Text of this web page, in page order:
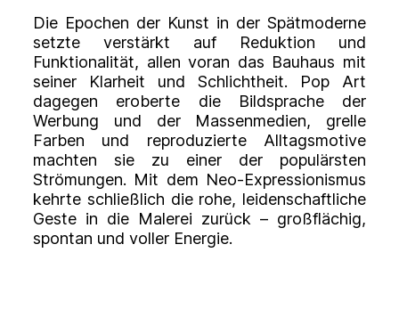
Die Epochen der Kunst in der Spätmoderne
setzte verstärkt auf Reduktion und
Funktionalität, allen voran das Bauhaus mit
seiner Klarheit und Schlichtheit. Pop Art
dagegen eroberte die Bildsprache der
Werbung und der Massenmedien, grelle
Farben und reproduzierte Alltagsmotive
machten sie zu einer der populärsten
Strömungen. Mit dem Neo-Expressionismus
kehrte schließlich die rohe, leidenschaftliche
Geste in die Malerei zurück – großflächig,
spontan und voller Energie.